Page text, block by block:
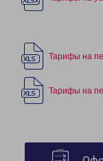
Тарифы на
Тарифы на